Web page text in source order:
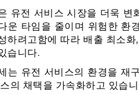
유전 서비스 시장을 더욱
운 타임을 줄이며 위험한 환
하려고함에 따라 배출 최소
습니다.
는 유전 서비스의 환경을 재
의 채택을 가속화하고 있습